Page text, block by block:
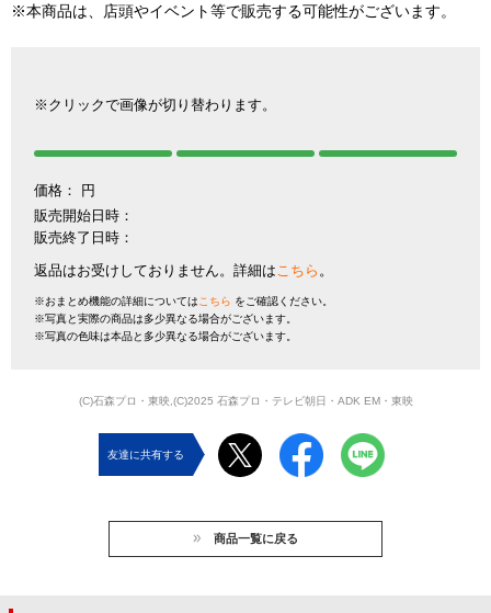
※本商品は、店頭やイベント等で販売する可能性がございます。
※クリックで画像が切り替わります。
価格： 円
販売開始日時：
販売終了日時：
返品はお受けしておりません。詳細はこちら 。
※おまとめ機能の詳細についてはこちら をご確認ください。
※写真と実際の商品は多少異なる場合がございます。
※写真の色味は本品と多少異なる場合がございます。
(C)石森プロ・東映,(C)2025 石森プロ・テレビ朝日・ADK EM・東映
友達に共有する
商品一覧に戻る